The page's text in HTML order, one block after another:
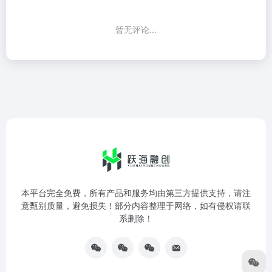
暂无评论...
本平台完全免费，所有产品和服务均由第三方提供支持，请注
意甄别质量，避免损失！部分内容整理于网络，如有侵权请联
系删除！